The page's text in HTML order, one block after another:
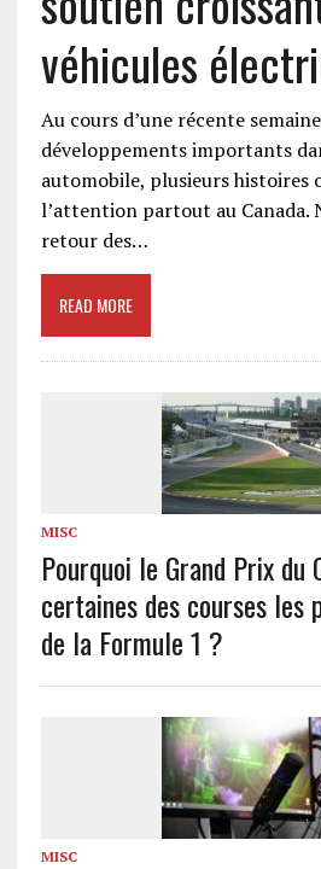
véhicules
Au cours d’une récente
développements importants
automobile, plusieurs histoires
l’attention partout au Canada.
retour des…
READ MORE
MISC
Pourquoi le Grand Prix
certaines des courses les
de la Formule 1 ?
MISC